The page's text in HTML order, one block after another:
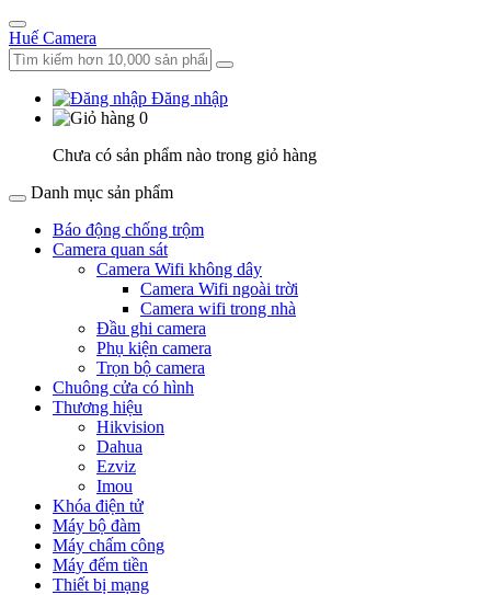
Huế Camera
Đăng nhập
0
Chưa có sản phẩm nào trong giỏ hàng
Danh mục sản phẩm
Báo động chống trộm
Camera quan sát
Camera Wifi không dây
Camera Wifi ngoài trời
Camera wifi trong nhà
Đầu ghi camera
Phụ kiện camera
Trọn bộ camera
Chuông cửa có hình
Thương hiệu
Hikvision
Dahua
Ezviz
Imou
Khóa điện tử
Máy bộ đàm
Máy chấm công
Máy đếm tiền
Thiết bị mạng